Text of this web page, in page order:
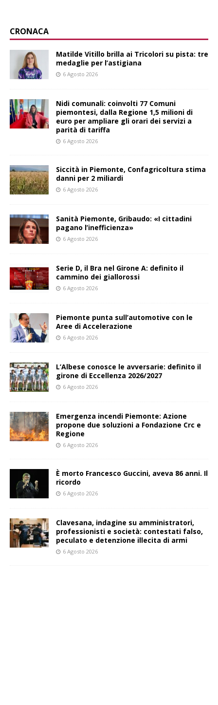
CRONACA
Matilde Vitillo brilla ai Tricolori su pista: tre
medaglie per l’astigiana
6 Agosto 2026
Nidi comunali: coinvolti 77 Comuni
piemontesi, dalla Regione 1,5 milioni di
euro per ampliare gli orari dei servizi a
parità di tariffa
6 Agosto 2026
Siccità in Piemonte, Confagricoltura stima
danni per 2 miliardi
6 Agosto 2026
Sanità Piemonte, Gribaudo: «I cittadini
pagano l’inefficienza»
6 Agosto 2026
Serie D, il Bra nel Girone A: definito il
cammino dei giallorossi
6 Agosto 2026
Piemonte punta sull’automotive con le
Aree di Accelerazione
6 Agosto 2026
L’Albese conosce le avversarie: definito il
girone di Eccellenza 2026/2027
6 Agosto 2026
Emergenza incendi Piemonte: Azione
propone due soluzioni a Fondazione Crc e
Regione
6 Agosto 2026
È morto Francesco Guccini, aveva 86 anni. Il
ricordo
6 Agosto 2026
Clavesana, indagine su amministratori,
professionisti e società: contestati falso,
peculato e detenzione illecita di armi
6 Agosto 2026